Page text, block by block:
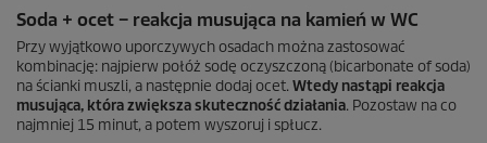
Soda + ocet – reakcja musująca na kamień w WC
Przy wyjątkowo uporczywych osadach można zastosować
kombinację: najpierw połóż sodę oczyszczoną (bicarbonate of soda)
na ścianki muszli, a następnie dodaj ocet.Wtedy nastąpi reakcja
musująca, która zwiększa skuteczność działania. Pozostaw na co
najmniej 15 minut, a potem wyszoruj i spłucz.